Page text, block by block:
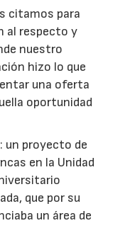
citamos para
al respecto y
nuestro
hizo lo que
una oferta
oportunidad
un proyecto de
en la Unidad
que por su
un área de